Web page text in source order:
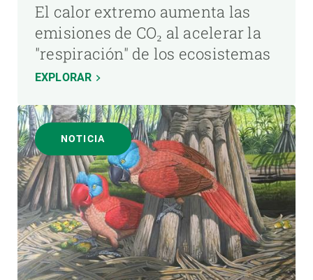
El calor extremo aumenta las
emisiones de CO₂ al acelerar la
"respiración" de los ecosistemas
EXPLORAR
NOTICIA